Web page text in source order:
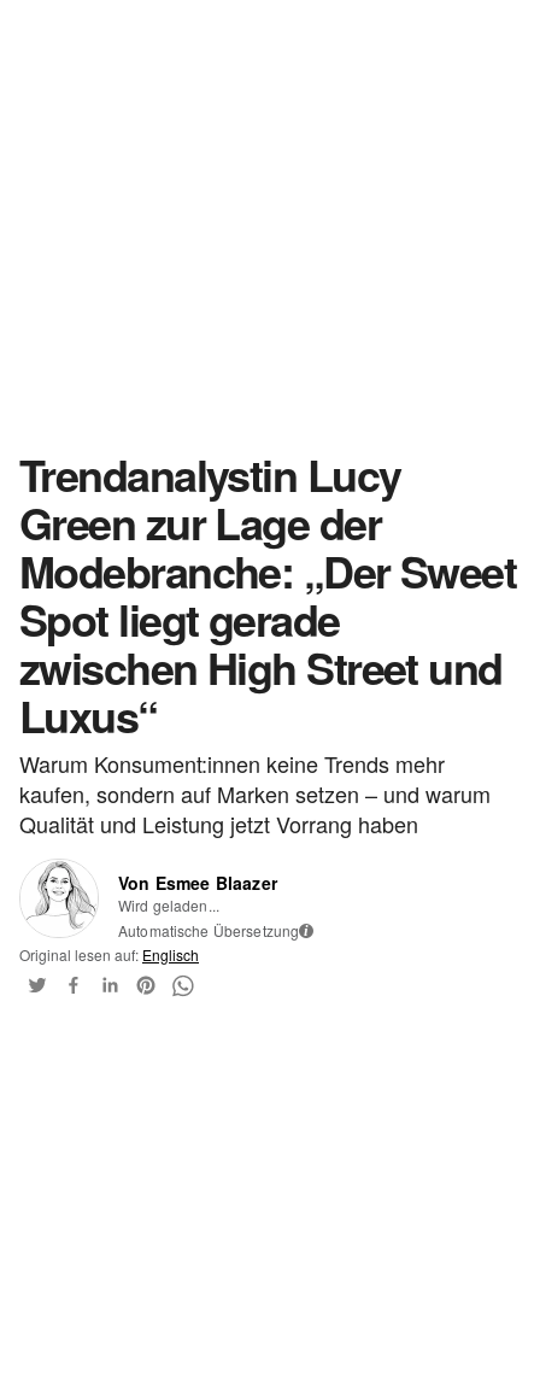
Trendanalystin Lucy
Green zur Lage der
Modebranche: „Der Sweet
Spot liegt gerade
zwischen High Street und
Luxus“
Warum Konsument:innen keine Trends mehr
kaufen, sondern auf Marken setzen – und warum
Qualität und Leistung jetzt Vorrang haben
Von Esmee Blaazer
Wird geladen...
Automatische Übersetzung i
Original lesen auf: Englisch